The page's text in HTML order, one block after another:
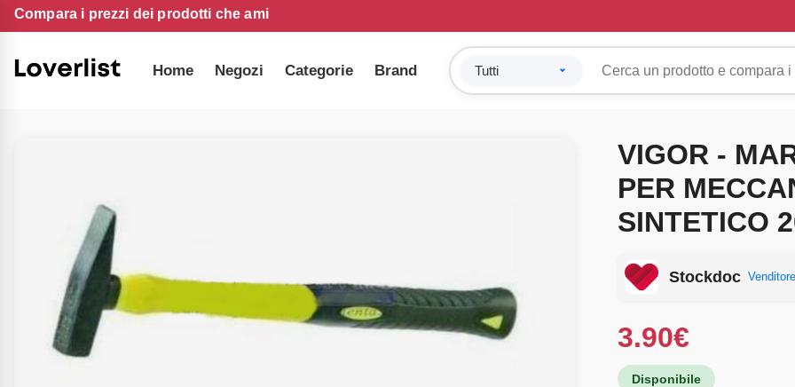
Compara i prezzi dei prodotti che ami
Home Negozi Categorie Brand
VIGOR -
PER
SINTETICO
Stockdoc
3.90€
Disponibile